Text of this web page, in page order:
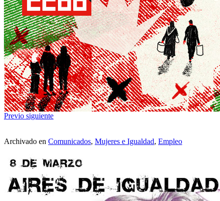
Previo siguiente
Archivado en Comunicados, Mujeres e Igualdad, Empleo